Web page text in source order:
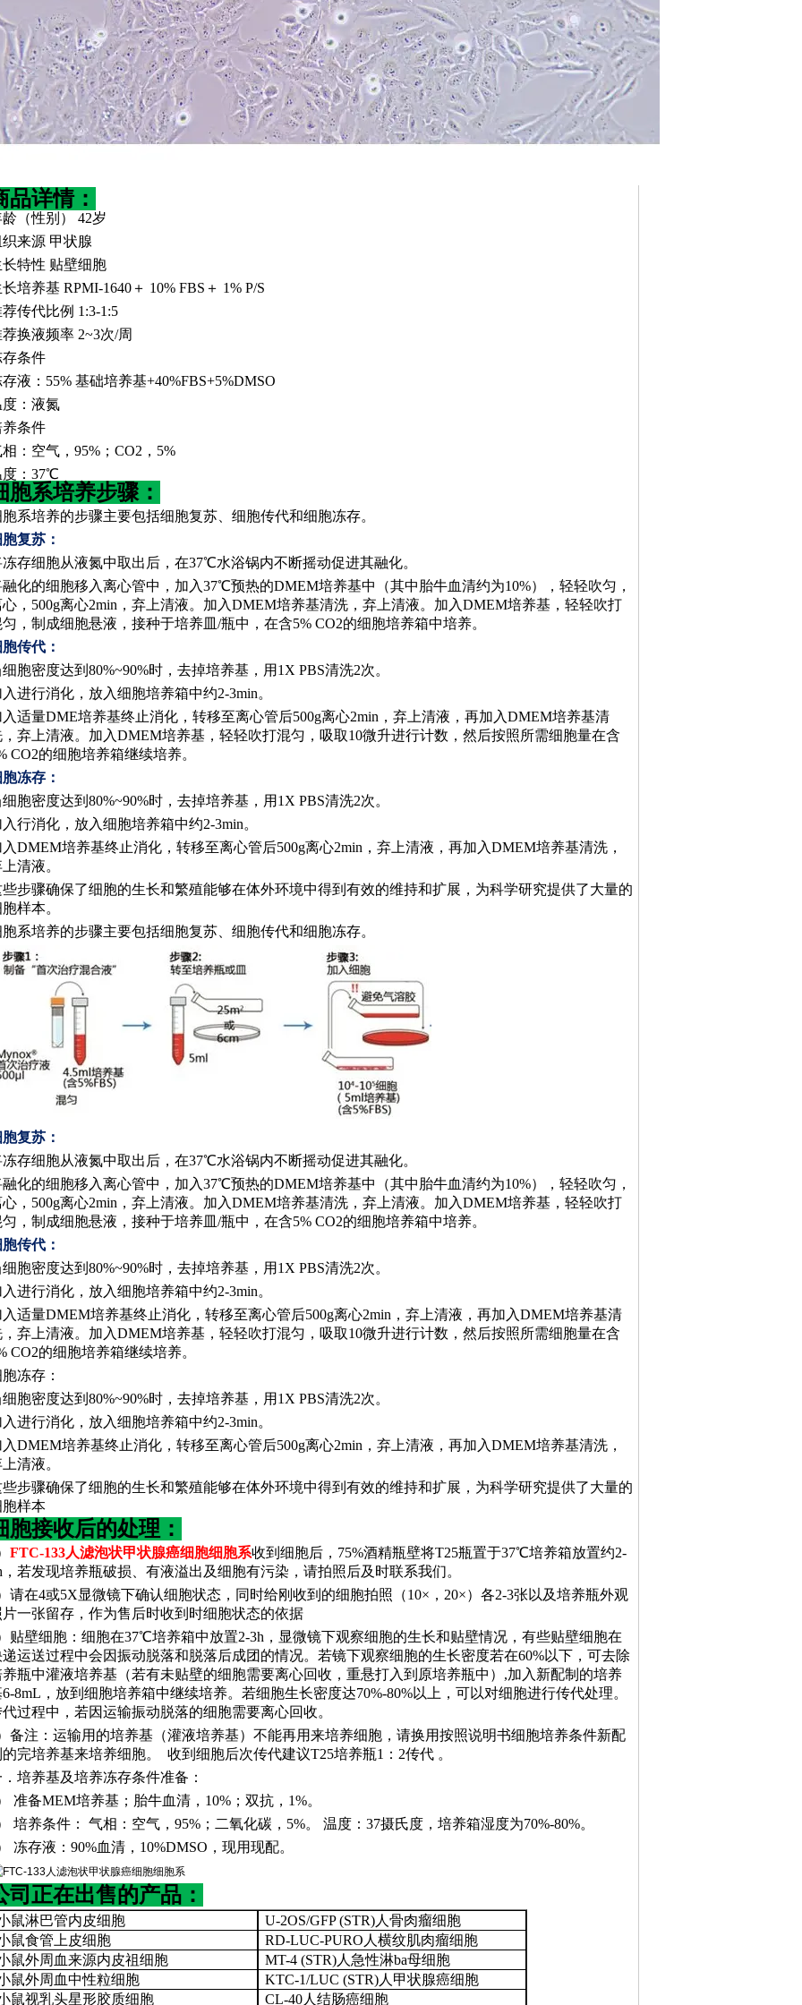
品详情：
（性别）
42岁
织来源 甲状腺
特性 贴壁细胞
长培养基 RPMI-1640＋ 10% FBS＋ 1% P/S
传代比例 1:3-1:5
荐换液频率 2~3次/周
存条件
液： 55% 基础培养基+40%FBS+5%DMSO
度：液氮
养条件
：空气， 95%；CO2，5%
： 37℃
胞系培养步骤：
胞系培养‌的步骤主要包括细胞复苏、细胞传代和细胞冻存。
胞复苏 ‌：
冻存细胞从液氮中取出后，在37℃水浴锅内不断摇动促进其融化。
融化的细胞移入离心管中，加入37℃预热的DMEM培养基中（其中胎牛血清约为10%），轻轻吹匀，
心，500g离心2min，弃上清液。加入DMEM培养基清洗，弃上清液。加入DMEM培养基，轻轻吹打
，制成细胞悬液，接种于培养皿/瓶中，在含5% CO2的细胞培养箱中培养。
胞传代 ‌：
胞密度达到 80%~90%时，去掉培养基，用1X PBS清洗2次。
入进行消化，放入细胞培养箱中约2-3min。
入适量DME培养基终止消化，转移至离心管后500g离心2min，弃上清液，再加入DMEM培养基清
，弃上清液。加入DMEM培养基，轻轻吹打混匀，吸取10微升进行计数，然后按照所需细胞量在含
CO2的细胞培养箱继续培养。
冻存‌：
胞密度达到 80%~90%时，去掉培养基，用1X PBS清洗2次。
入行消化，放入细胞培养箱中约2-3min。
DMEM培养基终止消化，转移至离心管后500g离心2min，弃上清液，再加入DMEM培养基清洗，
清液。
些步骤确保了细胞的生长和繁殖能够在体外环境中得到有效的维持和扩展，为科学研究提供了大量的
胞样本‌。
系培养‌的步骤主要包括细胞复苏、细胞传代和细胞冻存。
胞复苏 ‌：
冻存细胞从液氮中取出后，在37℃水浴锅内不断摇动促进其融化。
融化的细胞移入离心管中，加入37℃预热的DMEM培养基中（其中胎牛血清约为10%），轻轻吹匀，
心，500g离心2min，弃上清液。加入DMEM培养基清洗，弃上清液。加入DMEM培养基，轻轻吹打
，制成细胞悬液，接种于培养皿/瓶中，在含5% CO2的细胞培养箱中培养。
胞传代 ‌：
胞密度达到 80%~90%时，去掉培养基，用1X PBS清洗2次。
入进行消化，放入细胞培养箱中约2-3min。
入适量DMEM培养基终止消化，转移至离心管后500g离心2min，弃上清液，再加入DMEM培养基清
，弃上清液。加入DMEM培养基，轻轻吹打混匀，吸取10微升进行计数，然后按照所需细胞量在含
CO2的细胞培养箱继续培养。
胞冻存 ‌：
胞密度达到 80%~90%时，去掉培养基，用1X PBS清洗2次。
入进行消化，放入细胞培养箱中约2-3min。
DMEM培养基终止消化，转移至离心管后500g离心2min，弃上清液，再加入DMEM培养基清洗，
清液。
些步骤确保了细胞的生长和繁殖能够在体外环境中得到有效的维持和扩展，为科学研究提供了大量的
胞样本
胞接收后的处理：
FTC-133人滤泡状甲状腺癌细胞细胞系收到细胞后， 75%酒精瓶壁将T25瓶置于37℃培养箱放置约2-
，若发现培养瓶破损、有液溢出及细胞有污染，请拍照后及时联系我们。
请在4或5X显微镜下确认细胞状态，同时给刚收到的细胞拍照（10×，20×）各2-3张以及培养瓶外观
片一张留存，作为售后时收到时细胞状态的依据
贴壁细胞：细胞在37℃培养箱中放置2-3h，显微镜下观察细胞的生长和贴壁情况，有些贴壁细胞在
递运送过程中会因振动脱落和脱落后成团的情况。若镜下观察细胞的生长密度若在60%以下，可去除
养瓶中灌液培养基（若有未贴壁的细胞需要离心回收，重悬打入到原培养瓶中）,加入新配制的培养
8mL，放到细胞培养箱中继续培养。若细胞生长密度达70%-80%以上，可以对细胞进行传代处理。
过程中，若因运输振动脱落的细胞需要离心回收。
备注：运输用的培养基（灌液培养基）不能再用来培养细胞，请换用按照说明书细胞培养条件新配
的完培养基来培养细胞。 收到细胞后次传代建议T25培养瓶1：2传代 。
培养基及培养冻存条件准备：
准备MEM培养基；胎牛血清，10%；双抗，1%。
培养条件： 气相：空气，95%；二氧化碳，5%。 温度：37摄氏度，培养箱湿度为70%-80%。
冻存液：90%血清，10%DMSO，现用现配。
司正在出售的产品：
鼠淋巴管内皮细胞
U-2OS/GFP (STR)人骨肉瘤细胞
鼠食管上皮细胞
RD-LUC-PURO人横纹肌肉瘤细胞
鼠外周血来源内皮祖细胞
MT-4 (STR)人急性淋ba母细胞
鼠外周血中性粒细胞
KTC-1/LUC (STR)人甲状腺癌细胞
鼠视乳头星形胶质细胞
CL-40人结肠癌细胞